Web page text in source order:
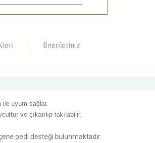
Önerileriniz
ile uyum sağlar.
ve çıkarılıp takılabilir.
pedi desteği bulunmaktadır.